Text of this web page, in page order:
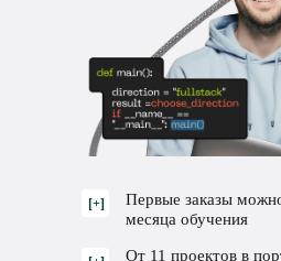
[+]
Первые заказы
месяца обучения
От 11 проектов в